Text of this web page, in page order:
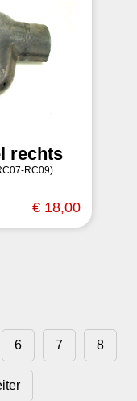
rechts
RC09)
€ 18,00
6 7 8